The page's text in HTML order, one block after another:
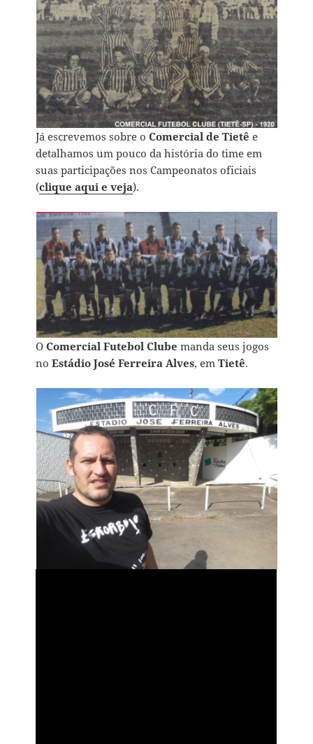
Já escrevemos sobre oComercial de Tietê e
detalhamos um pouco da história do time em
suas participações nos Campeonatos oficiais
(clique aqui e veja).
OComercial Futebol Clube manda seus jogos
noEstádio José Ferreira Alves, emTietê.